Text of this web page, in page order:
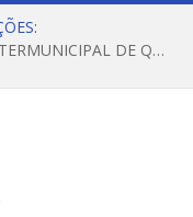
REGULAMENTO DO X CONCURSO INTERMUNICIPAL DE QUADRILHAS JUNINAS – 2026 – ARRAIÁ DA VENEZA